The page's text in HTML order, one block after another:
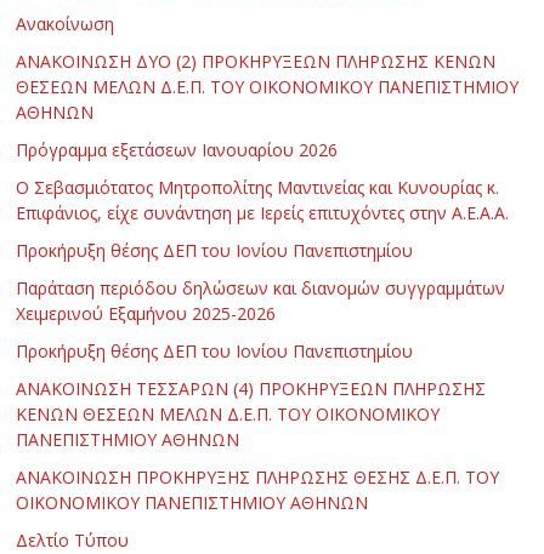
Ανακοίνωση
ΑΝΑΚΟΙΝΩΣΗ ΔΥΟ (2) ΠΡΟΚΗΡΥΞΕΩΝ ΠΛΗΡΩΣΗΣ ΚΕΝΩΝ
ΘΕΣΕΩΝ ΜΕΛΩΝ Δ.Ε.Π. ΤΟΥ ΟΙΚΟΝΟΜΙΚΟΥ ΠΑΝΕΠΙΣΤΗΜΙΟΥ
ΑΘΗΝΩΝ
Πρόγραμμα εξετάσεων Ιανουαρίου 2026
Ο Σεβασμιότατος Μητροπολίτης Μαντινείας και Κυνουρίας κ.
Επιφάνιος, είχε συνάντηση με Ιερείς επιτυχόντες στην Α.Ε.Α.Α.
Προκήρυξη θέσης ΔΕΠ του Ιονίου Πανεπιστημίου
Παράταση περιόδου δηλώσεων και διανομών συγγραμμάτων
Χειμερινού Εξαμήνου 2025-2026
Προκήρυξη θέσης ΔΕΠ του Ιονίου Πανεπιστημίου
ΑΝΑΚΟΙΝΩΣΗ ΤΕΣΣΑΡΩΝ (4) ΠΡΟΚΗΡΥΞΕΩΝ ΠΛΗΡΩΣΗΣ
ΚΕΝΩΝ ΘΕΣΕΩΝ ΜΕΛΩΝ Δ.Ε.Π. ΤΟΥ ΟΙΚΟΝΟΜΙΚΟΥ
ΠΑΝΕΠΙΣΤΗΜΙΟΥ ΑΘΗΝΩΝ
ΑΝΑΚΟΙΝΩΣΗ ΠΡΟΚΗΡΥΞΗΣ ΠΛΗΡΩΣΗΣ ΘΕΣΗΣ Δ.Ε.Π. ΤΟΥ
ΟΙΚΟΝΟΜΙΚΟΥ ΠΑΝΕΠΙΣΤΗΜΙΟΥ ΑΘΗΝΩΝ
Δελτίο Τύπου